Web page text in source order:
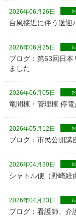
2026年06月26日
台風接近に伴う送迎
2026年06月25日
ブログ：第63回日
ました
2026年06月05日
竜間棟・管理棟 停電
2026年05月12日
ブログ：市民公開講
2026年04月30日
シャトル便（野崎経
2026年04月23日
ブログ：看護師、介